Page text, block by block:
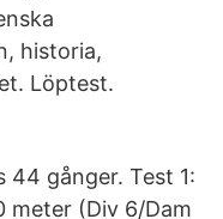
historia,
Löptest.
44 gånger. Test 1:
meter (Div 6/Dam